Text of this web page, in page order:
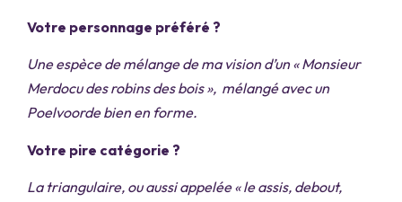
Votre personnage préféré ?
Une espèce de mélange de ma vision d’un « Monsieur
Merdocu des robins des bois », mélangé avec un
Poelvoorde bien en forme.
Votre pire catégorie ?
La triangulaire, ou aussi appelée « le assis, debout,